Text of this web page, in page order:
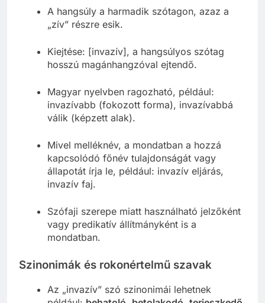
A hangsúly a harmadik szótagon, azaz a
„zív” részre esik.
Kiejtése: [invazív], a hangsúlyos szótag
hosszú magánhangzóval ejtendő.
Magyar nyelvben ragozható, például:
invazívabb (fokozott forma), invazívabbá
válik (képzett alak).
Mivel melléknév, a mondatban a hozzá
kapcsolódó főnév tulajdonságát vagy
állapotát írja le, például: invazív eljárás,
invazív faj.
Szófaji szerepe miatt használható jelzőként
vagy predikatív állítmányként is a
mondatban.
Szinonimák és rokonértelmű szavak
Az „invazív” szó szinonimái lehetnek